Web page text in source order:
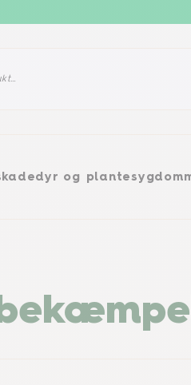
og
plantesygdommeProdukter